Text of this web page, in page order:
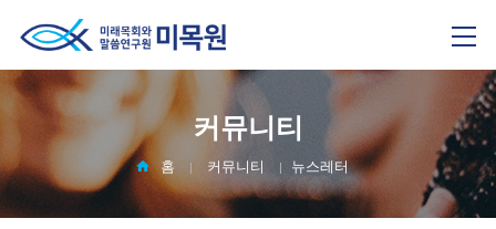
커뮤니티
홈 커뮤니티 뉴스레터